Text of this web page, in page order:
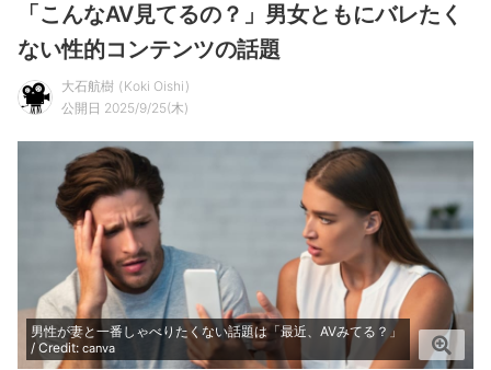
「こんなAV見てるの？」男女ともにバレたく
ない性的コンテンツの話題
大石航樹
Koki Oishi
公開日 2025/9/25(木)
男性が妻と一番しゃべりたくない話題は「最近、AVみてる？」
/ Credit: canva